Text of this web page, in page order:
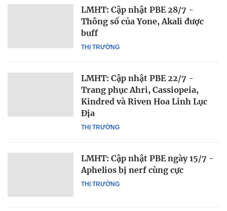
THỊ TRƯỜNG
LMHT: Cập nhật PBE 28/7 -
Thông số của Yone, Akali được
buff
THỊ TRƯỜNG
LMHT: Cập nhật PBE 22/7 -
Trang phục Ahri, Cassiopeia,
Kindred và Riven Hoa Linh Lục
Địa
THỊ TRƯỜNG
LMHT: Cập nhật PBE ngày 15/7 -
Aphelios bị nerf cùng cực